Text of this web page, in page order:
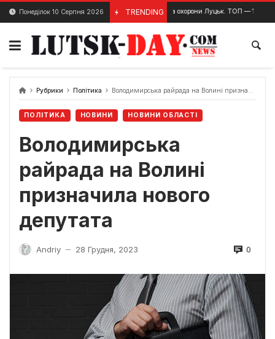
Skip
content
Понеділок 10 Серпня 2026 TRENDING
22 Грудня, 2024 Служба охорони Луцьк. ТОП — 10 надійних
Рубрики Політика Володимирська райрада на Волині призначила нового депутата
ПОЛІТИКА НОВИНИ НОВИНИ ОБЛАСТІ
Володимирська
райрада на Волині
призначила нового
депутата
Andriy — 28 Грудня, 2023 0